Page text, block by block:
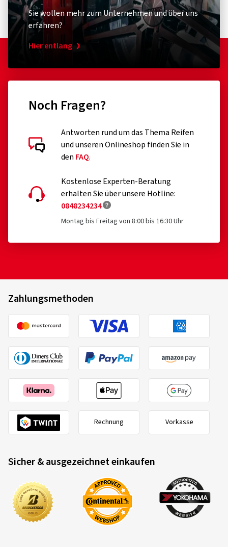
Sie wollen mehr zum Unternehmen und über uns
erfahren?
Hier entlang
Noch Fragen?
Antworten rund um das Thema Reifen
und unseren Onlineshop finden Sie in
den FAQ.
Kostenlose Experten-Beratung
erhalten Sie über unsere Hotline:
0848234234
Montag bis Freitag von 8:00 bis 16:30 Uhr
Zahlungsmethoden
Rechnung Vorkasse
Sicher & ausgezeichnet einkaufen